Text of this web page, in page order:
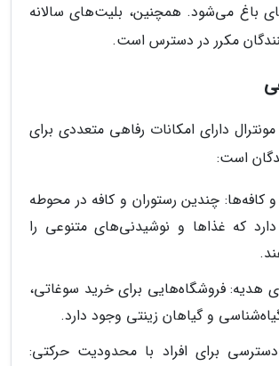
باغ می‌شود. همچنین، بلیت‌های سالانه
مکرر در دسترس است.
دارای امکانات رفاهی متعددی برای
است:
و کافه‌ها: چندین رستوران و کافه در محوطه
که غذاها و نوشیدنی‌های متنوعی را
هدیه: فروشگاه‌هایی برای خرید سوغاتی،
و گیاهان زینتی وجود دارد.
برای افراد با محدودیت حرکتی: